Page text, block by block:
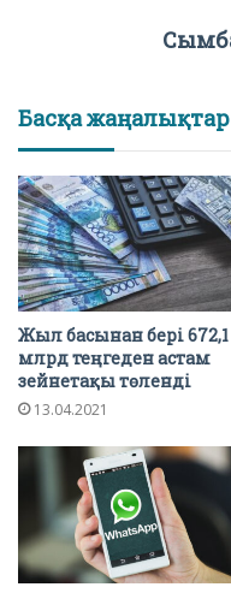
Басқа жаңалықтар
Жыл басынан бері 672,1
млрд теңгеден астам
зейнетақы төленді
13.04.2021